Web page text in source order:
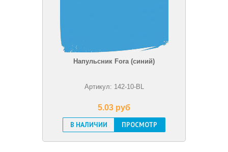
Напульсник Fora (синий)
Артикул: 142-10-BL
5.03 pуб
В НАЛИЧИИ
ПРОСМОТР